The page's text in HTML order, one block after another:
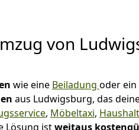
von
wie eine Beiladung oder ein
aus Ludwigsburg, das
, Möbeltaxi,
Lösung istweitaus